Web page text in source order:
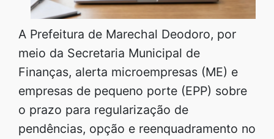
A Prefeitura de Marechal Deodoro, por
meio da Secretaria Municipal de
Finanças, alerta microempresas (ME) e
empresas de pequeno porte (EPP) sobre
o prazo para regularização de
pendências, opção e reenquadramento no